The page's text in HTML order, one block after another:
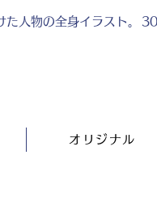
た人物の全身イラスト。
オリジナル